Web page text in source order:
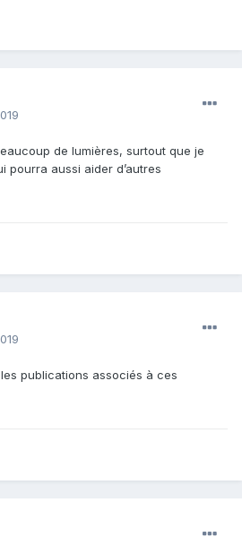
de lumières, surtout que je
pourra aussi aider d’autres
publications associés à ces